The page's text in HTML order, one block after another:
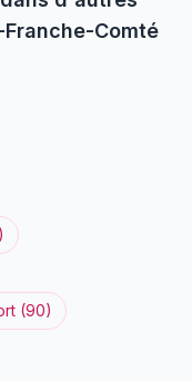
Comté
)
(90)